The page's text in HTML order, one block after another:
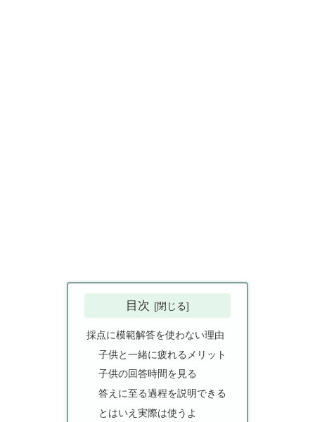
目次
採点に模範解答を使わない理由
子供と一緒に疲れるメリット
子供の回答時間を見る
答えに至る過程を説明できる
とはいえ実際は使うよ